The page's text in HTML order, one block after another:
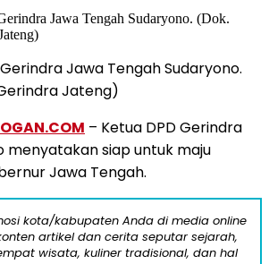
Jawa Tengah Sudaryono.
Jateng)
– Ketua DPD Gerindra
menyatakan siap untuk maju
Jawa Tengah.
kota/kabupaten Anda di media online
artikel dan cerita seputar sejarah,
wisata, kuliner tradisional, dan hal